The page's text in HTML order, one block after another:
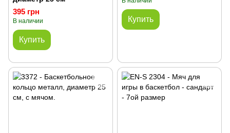
395 грн
В наличии
Купить
Купить